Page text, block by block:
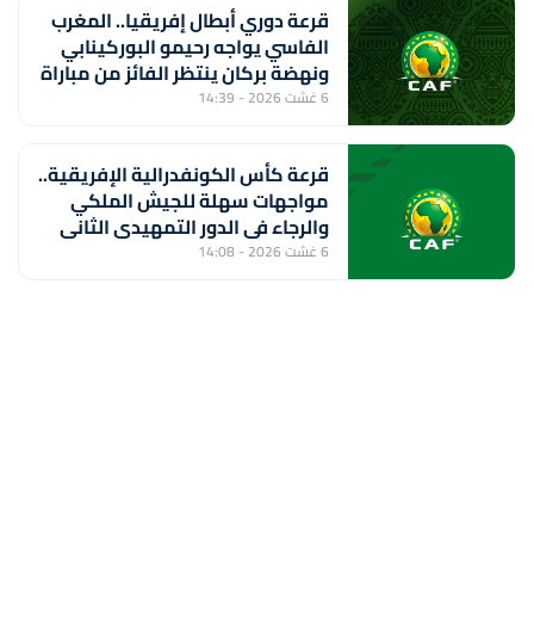
قرعة دوري أبطال إفريقيا.. المغرب
الفاسي يواجه رحيمو البوركينابي
ونهضة بركان ينتظر الفائز من مباراة
ستار سبور السيراليوني وميدينا
6 غشت 2026 - 14:39
قرعة كأس الكونفدرالية الإفريقية..
مواجهات سهلة للجيش الملكي
والرجاء في الدور التمهيدي الثاني
6 غشت 2026 - 14:08